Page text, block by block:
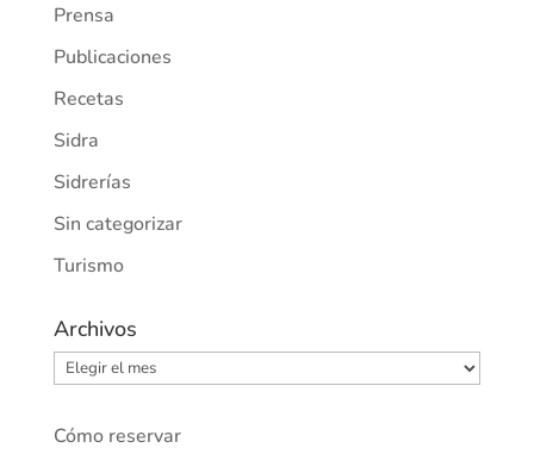
Prensa
Publicaciones
Recetas
Sidra
Sidrerías
Sin categorizar
Turismo
Archivos
Archivos
Cómo reservar